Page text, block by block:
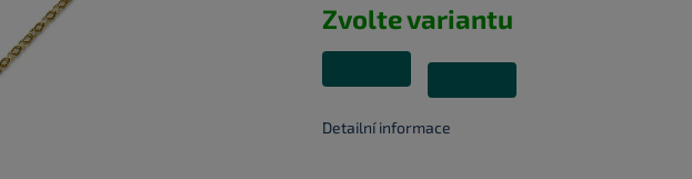
Zvolte variantu
Detailní informace